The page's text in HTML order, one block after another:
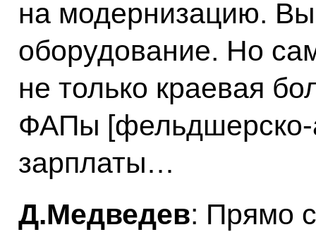
на модернизацию.
оборудование. Но
не только краевая
ФАПы [фельдшерско-
зарплаты…
Д.Медведев: Прямо